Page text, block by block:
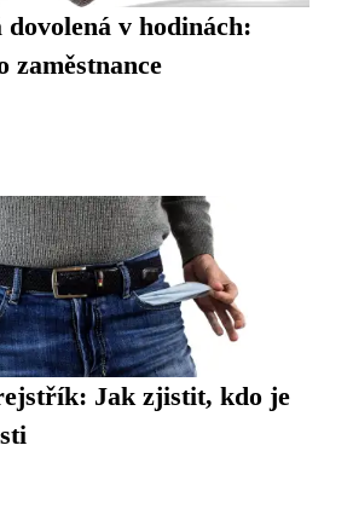
dovolená v hodinách:
zaměstnance
Jak zjistit, kdo je